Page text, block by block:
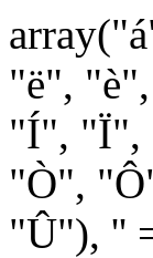
"ë",
"Í", "Ï",
"Ò",
"Û"), ''